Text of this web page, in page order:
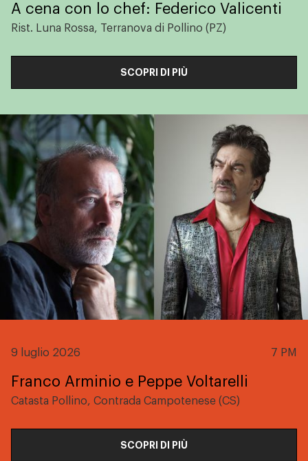
A cena con lo chef: Federico Valicenti
Rist. Luna Rossa, Terranova di Pollino (PZ)
SCOPRI DI PIÙ
9 luglio 2026 7 PM
Franco Arminio e Peppe Voltarelli
Catasta Pollino, Contrada Campotenese (CS)
SCOPRI DI PIÙ